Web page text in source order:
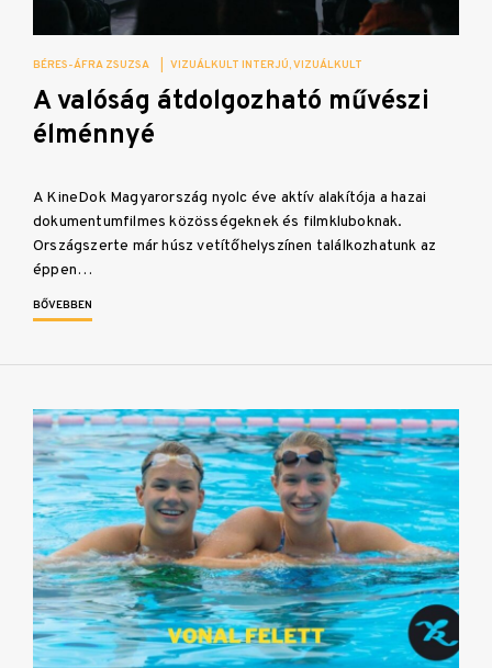
BÉRES-ÁFRA ZSUZSA VIZUÁLKULT INTERJÚ VIZUÁLKULT
A valóság átdolgozható művészi
élménnyé
A KineDok Magyarország nyolc éve aktív alakítója a hazai
dokumentumfilmes közösségeknek és filmkluboknak.
Országszerte már húsz vetítőhelyszínen találkozhatunk az
éppen…
BŐVEBBEN